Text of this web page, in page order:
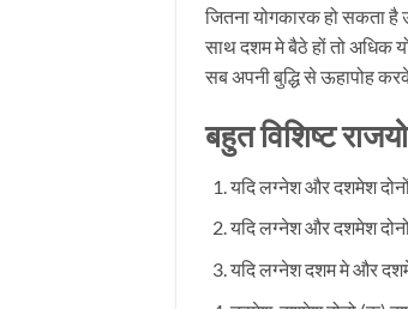
जितना योगकारक हो सकता
साथ दशम मे बैठे हों तो अधिक
सब अपनी बुद्धि से ऊहापोह
बहुत विशिष्ट
यदि लग्नेश और दशमेश
यदि लग्नेश और दशमेश दोनो
यदि लग्नेश दशम मे और